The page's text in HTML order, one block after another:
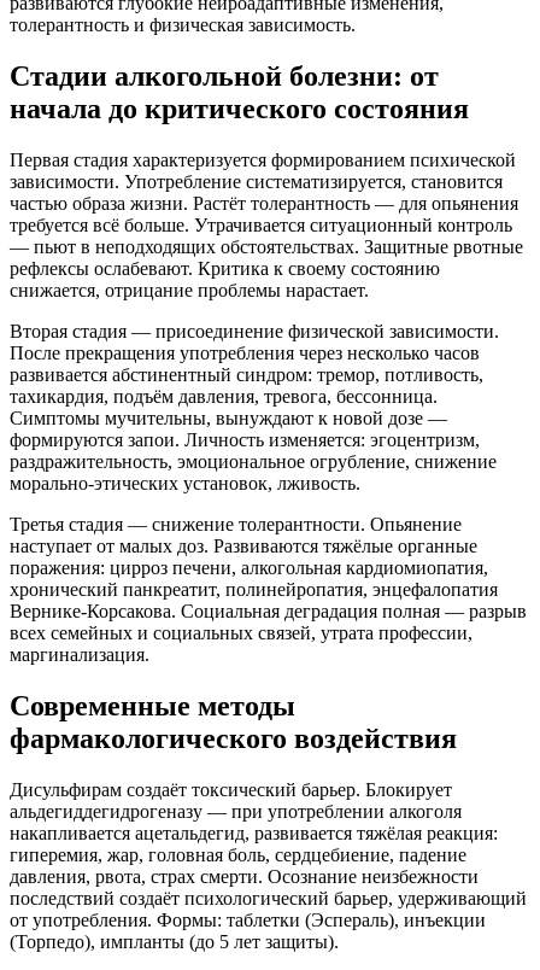
толерантность и физическая зависимость.
Стадии алкогольной болезни: от
начала до критического состояния
Первая стадия характеризуется формированием психической
зависимости. Употребление систематизируется, становится
частью образа жизни. Растёт толерантность — для опьянения
требуется всё больше. Утрачивается ситуационный контроль
— пьют в неподходящих обстоятельствах. Защитные рвотные
рефлексы ослабевают. Критика к своему состоянию
снижается, отрицание проблемы нарастает.
Вторая стадия — присоединение физической зависимости.
После прекращения употребления через несколько часов
развивается абстинентный синдром: тремор, потливость,
тахикардия, подъём давления, тревога, бессонница.
Симптомы мучительны, вынуждают к новой дозе —
формируются запои. Личность изменяется: эгоцентризм,
раздражительность, эмоциональное огрубление, снижение
морально-этических установок, лживость.
Третья стадия — снижение толерантности. Опьянение
наступает от малых доз. Развиваются тяжёлые органные
поражения: цирроз печени, алкогольная кардиомиопатия,
хронический панкреатит, полинейропатия, энцефалопатия
Вернике-Корсакова. Социальная деградация полная — разрыв
всех семейных и социальных связей, утрата профессии,
маргинализация.
Современные методы
фармакологического воздействия
Дисульфирам создаёт токсический барьер. Блокирует
альдегиддегидрогеназу — при употреблении алкоголя
накапливается ацетальдегид, развивается тяжёлая реакция:
гиперемия, жар, головная боль, сердцебиение, падение
давления, рвота, страх смерти. Осознание неизбежности
последствий создаёт психологический барьер, удерживающий
от употребления. Формы: таблетки (Эспераль), инъекции
(Торпедо), импланты (до 5 лет защиты).